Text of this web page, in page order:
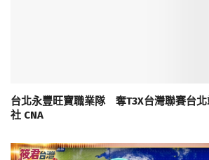
台北永豐旺寶職業隊 奪T3X台灣聯賽台
社 CNA